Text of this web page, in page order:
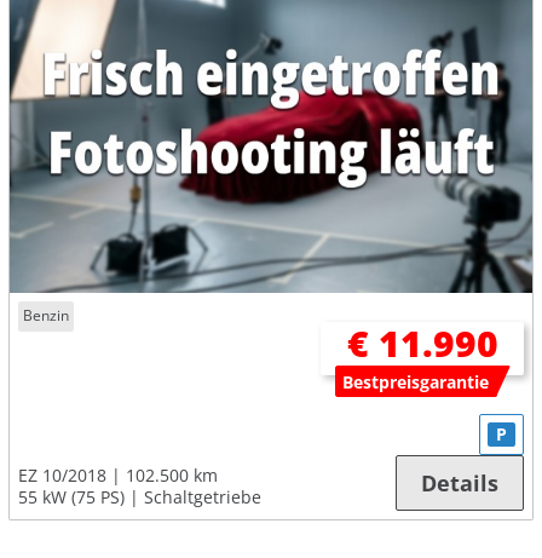
Benzin
€ 11.990
Bestpreisgarantie
EZ 10/2018
102.500 km
55 kW (75 PS)
Schaltgetriebe
P
Details